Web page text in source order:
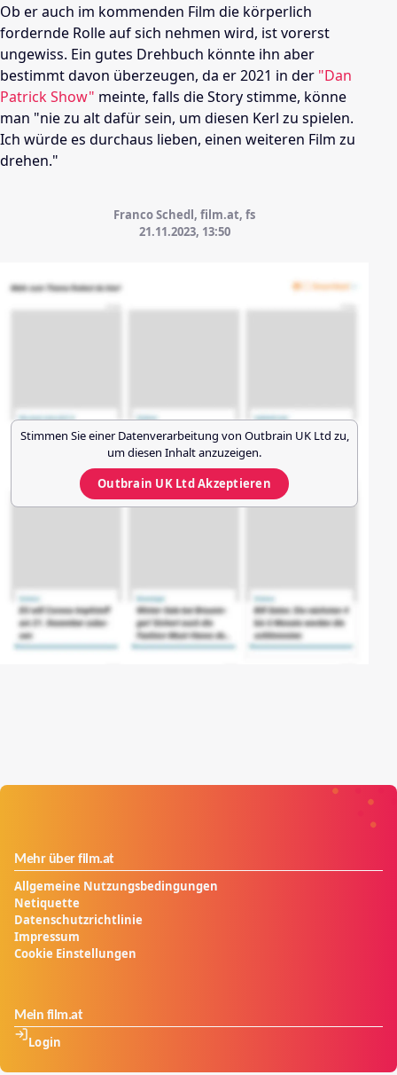
Ob er auch im kommenden Film die körperlich
fordernde Rolle auf sich nehmen wird, ist vorerst
ungewiss. Ein gutes Drehbuch könnte ihn aber
bestimmt davon überzeugen, da er 2021 in der "Dan
Patrick Show" meinte, falls die Story stimme, könne
man "nie zu alt dafür sein, um diesen Kerl zu spielen.
Ich würde es durchaus lieben, einen weiteren Film zu
drehen."
Franco Schedl, film.at, fs
21.11.2023, 13:50
Stimmen Sie einer Datenverarbeitung von Outbrain UK Ltd zu,
um diesen Inhalt anzuzeigen.
Outbrain UK LtdAkzeptieren
Mehr über film.at
Allgemeine Nutzungsbedingungen
Netiquette
Datenschutzrichtlinie
Impressum
Cookie Einstellungen
Mein film.at
Login